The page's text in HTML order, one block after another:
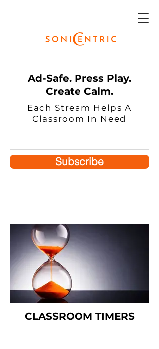
Ad-Safe. Press Play.
Create Calm.
Each Stream Helps A
Classroom In Need
Subscribe
CLASSROOM TIMERS